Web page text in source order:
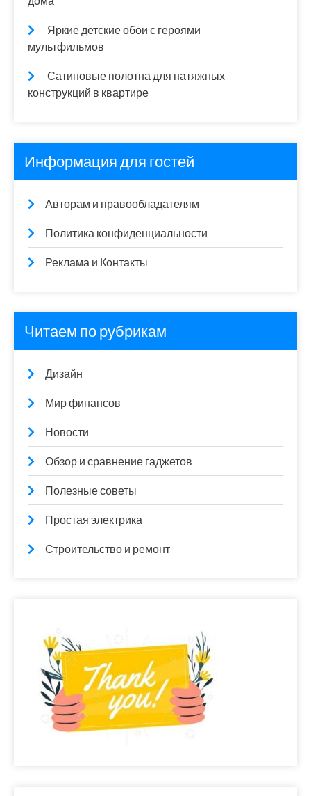
Яркие детские обои с героями
мультфильмов
Сатиновые полотна для натяжных
конструкций в квартире
Информация для гостей
Авторам и правообладателям
Политика конфиденциальности
Реклама и Контакты
Читаем по рубрикам
Дизайн
Мир финансов
Новости
Обзор и сравнение гаджетов
Полезные советы
Простая электрика
Строительство и ремонт